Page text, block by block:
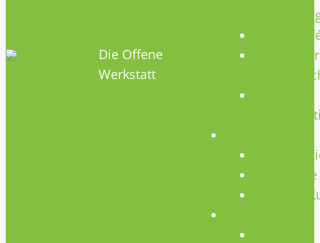
Die Offene
Werkstatt
Repair
CNC Kurse
Schweiß-